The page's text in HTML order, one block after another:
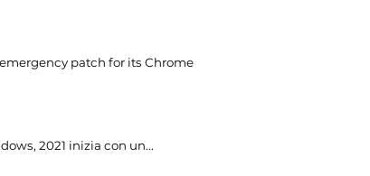
patch for its Chrome
2021 inizia con un...